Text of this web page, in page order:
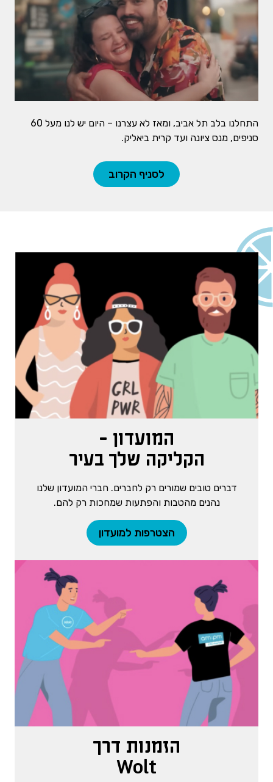
התחלנו בלב תל אביב, ומאז לא עצרנו – היום יש לנו מעל 60
סניפים, מנס ציונה ועד קרית ביאליק.
לסניף הקרוב
המועדון -
הקליקה שלך בעיר
דברים טובים שמורים רק לחברים. חברי המועדון שלנו
נהנים מהטבות והפתעות שמחכות רק להם.
הצטרפות למועדון
הזמנות דרך
Wolt